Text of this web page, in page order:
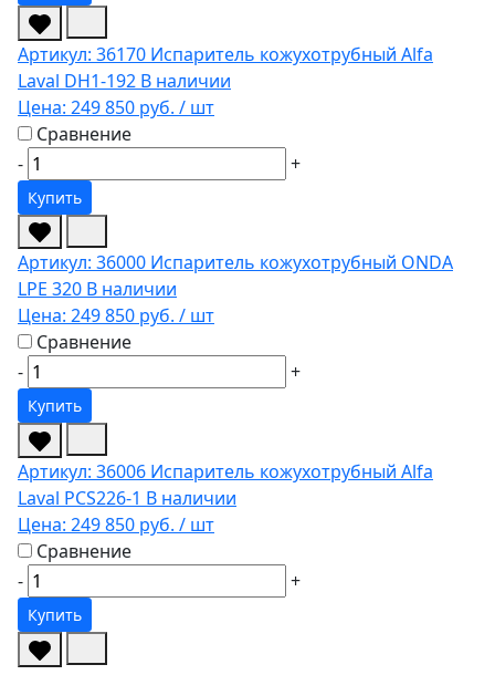
Артикул: 36170 Испаритель кожухотрубный Alfa
Laval DH1-192 В наличии
Цена: 249 850 руб. / шт
Сравнение
-
+
Купить
Артикул: 36000 Испаритель кожухотрубный ONDA
LPE 320 В наличии
Цена: 249 850 руб. / шт
Сравнение
-
+
Купить
Артикул: 36006 Испаритель кожухотрубный Alfa
Laval PCS226-1 В наличии
Цена: 249 850 руб. / шт
Сравнение
-
+
Купить